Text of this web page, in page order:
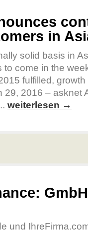
in
solid basis in
to come in the
fulfilled,
29, 2016 – asknet
weiterlesen →
und